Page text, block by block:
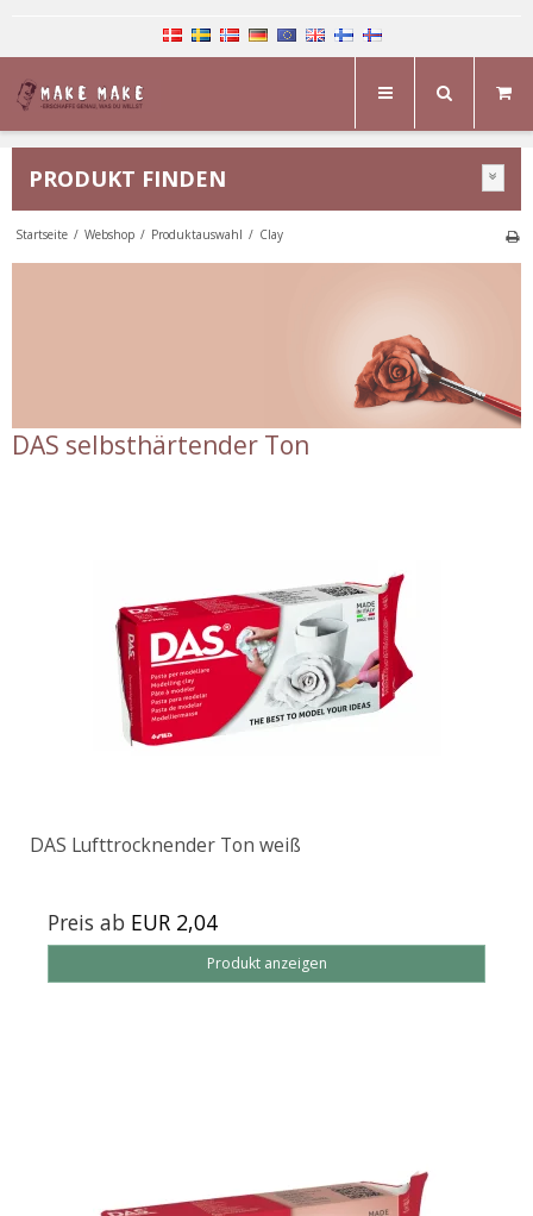
PRODUKT FINDEN
Startseite / Webshop / Produktauswahl / Clay
DAS selbsthärtender Ton
DAS Lufttrocknender Ton weiß
Preis ab EUR 2,04
Produkt anzeigen